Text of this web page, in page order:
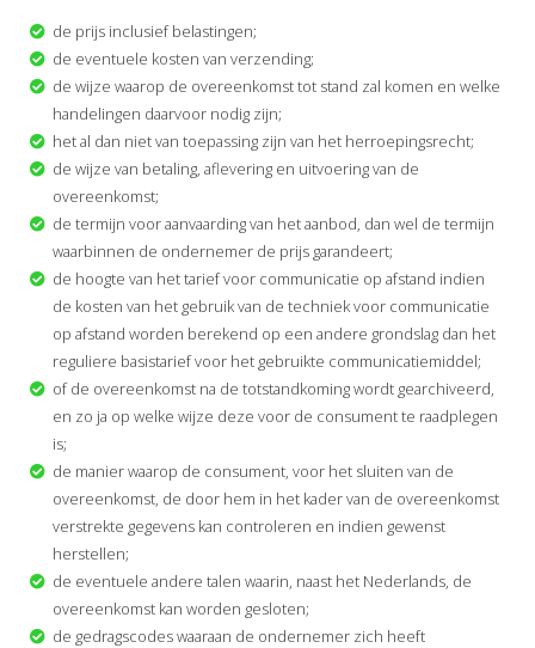
de prijs inclusief belastingen;
de eventuele kosten van verzending;
de wijze waarop de overeenkomst tot stand zal komen en welke
handelingen daarvoor nodig zijn;
het al dan niet van toepassing zijn van het herroepingsrecht;
de wijze van betaling, aflevering en uitvoering van de
overeenkomst;
de termijn voor aanvaarding van het aanbod, dan wel de termijn
waarbinnen de ondernemer de prijs garandeert;
de hoogte van het tarief voor communicatie op afstand indien
de kosten van het gebruik van de techniek voor communicatie
op afstand worden berekend op een andere grondslag dan het
reguliere basistarief voor het gebruikte communicatiemiddel;
of de overeenkomst na de totstandkoming wordt gearchiveerd,
en zo ja op welke wijze deze voor de consument te raadplegen
is;
de manier waarop de consument, voor het sluiten van de
overeenkomst, de door hem in het kader van de overeenkomst
verstrekte gegevens kan controleren en indien gewenst
herstellen;
de eventuele andere talen waarin, naast het Nederlands, de
overeenkomst kan worden gesloten;
de gedragscodes waaraan de ondernemer zich heeft